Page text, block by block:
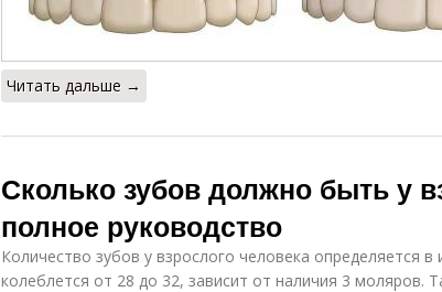
Читать дальше →
Сколько зубов должно быть у
полное руководство
Количество зубов у взрослого человека определяется
колеблется от 28 до 32, зависит от наличия 3 моляров.